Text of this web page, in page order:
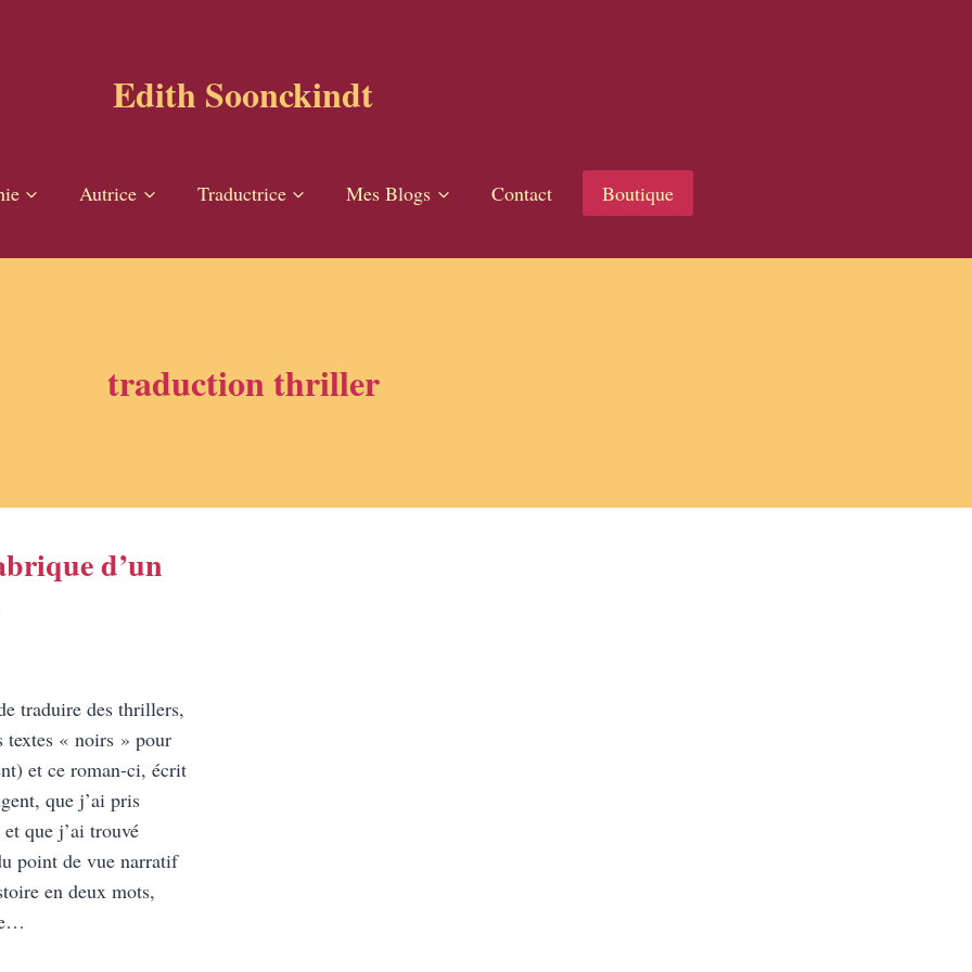
Edith Soonckindt
Autrice Traductrice Mes Blogs Contact Boutique
traduction thriller
d’un
traduire des thrillers,
textes « noirs » pour
et ce roman-ci, écrit
que j’ai pris
que j’ai trouvé
point de vue narratif
en deux mots,